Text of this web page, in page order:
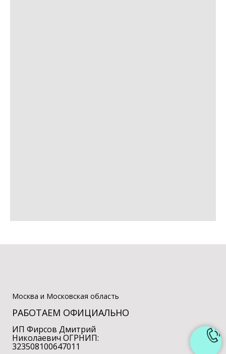
Москва и Московская область
РАБОТАЕМ ОФИЦИАЛЬНО
ИП Фирсов Дмитрий
Николаевич ОГРНИП:
323508100647011